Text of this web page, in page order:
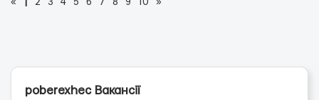
poberexhec Вакансії